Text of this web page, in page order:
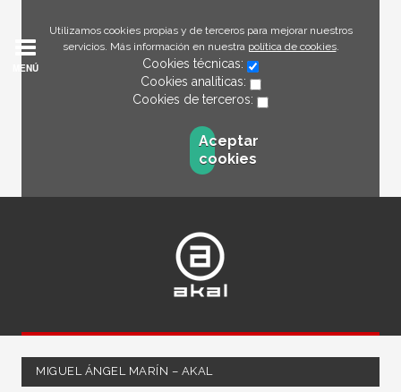
Utilizamos cookies propias y de terceros para mejorar nuestros
servicios. Más información en nuestra política de cookies.
Cookies técnicas:
Cookies analíticas:
Cookies de terceros:
Aceptar
cookies
MENÚ
MIGUEL ÁNGEL MARÍN – AKAL